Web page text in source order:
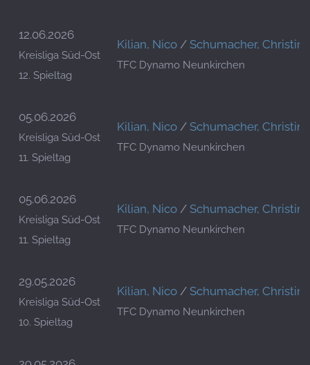
12.06.2026
Kreisliga Süd-Ost
12. Spieltag
Kilian, Nico / Schumacher, Christine
TFC Dynamo Neunkirchen
05.06.2026
Kreisliga Süd-Ost
11. Spieltag
Kilian, Nico / Schumacher, Christine
TFC Dynamo Neunkirchen
05.06.2026
Kreisliga Süd-Ost
11. Spieltag
Kilian, Nico / Schumacher, Christine
TFC Dynamo Neunkirchen
29.05.2026
Kreisliga Süd-Ost
10. Spieltag
Kilian, Nico / Schumacher, Christine
TFC Dynamo Neunkirchen